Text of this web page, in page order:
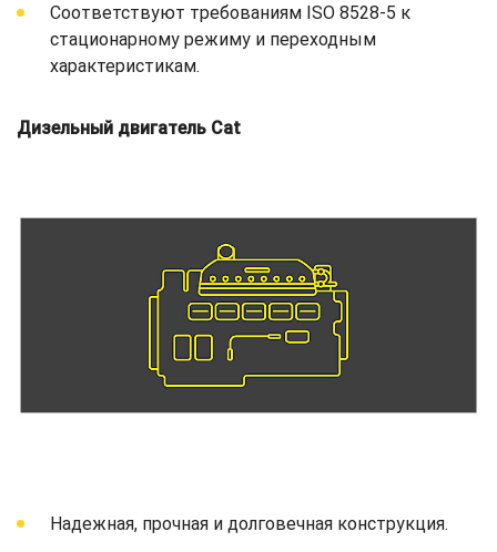
Соответствуют требованиям ISO 8528-5 к
стационарному режиму и переходным
характеристикам.
Дизельный двигатель Cat
Надежная, прочная и долговечная конструкция.